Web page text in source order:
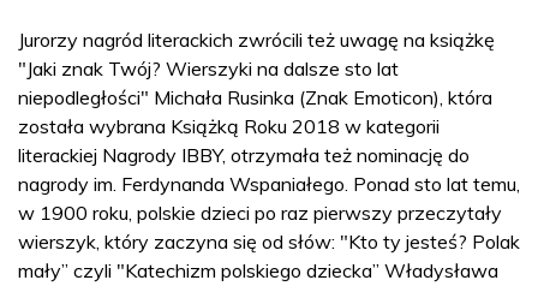
Jurorzy nagród literackich zwrócili też uwagę na książkę
"Jaki znak Twój? Wierszyki na dalsze sto lat
niepodległości" Michała Rusinka (Znak Emoticon), która
została wybrana Książką Roku 2018 w kategorii
literackiej Nagrody IBBY, otrzymała też nominację do
nagrody im. Ferdynanda Wspaniałego. Ponad sto lat temu,
w 1900 roku, polskie dzieci po raz pierwszy przeczytały
wierszyk, który zaczyna się od słów: "Kto ty jesteś? Polak
mały” czyli "Katechizm polskiego dziecka” Władysława